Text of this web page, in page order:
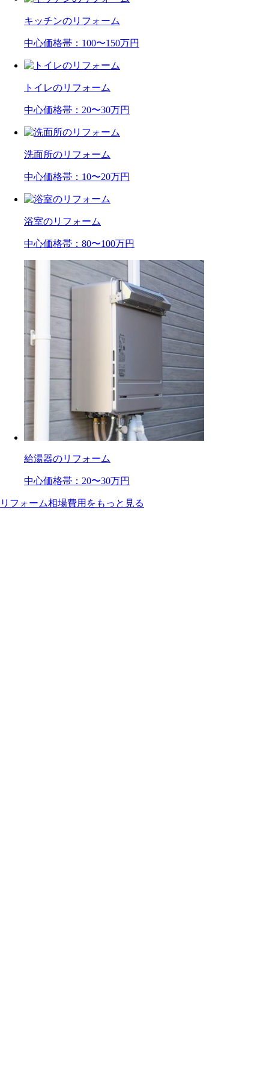
キッチンのリフォーム
中心価格帯 ：100〜150万円
トイレのリフォーム
中心価格帯 ：20〜30万円
洗面所のリフォーム
中心価格帯 ：10〜20万円
浴室のリフォーム
中心価格帯 ：80〜100万円
給湯器のリフォーム
中心価格帯 ：20〜30万円
リフォーム相場費用をもっと見る